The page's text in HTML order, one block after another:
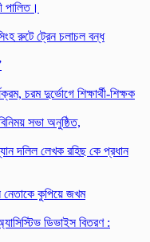
পালিত।
রুটে ট্রেন চলাচল বন্ধ
চরম দুর্ভোগে শিক্ষার্থী-শিক্ষক
সভা অনুষ্ঠিত,
দলিল লেখক রহিছ কে প্রধান
নেতাকে কুপিয়ে জখম
ডিভাইস বিতরণ :